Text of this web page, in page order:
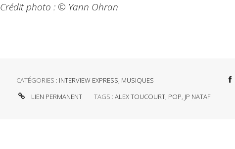
Crédit photo : ©️ Yann Ohran
CATÉGORIES : INTERVIEW EXPRESS, MUSIQUES
LIEN PERMANENT
TAGS :ALEX TOUCOURT, POP, JP NATAF